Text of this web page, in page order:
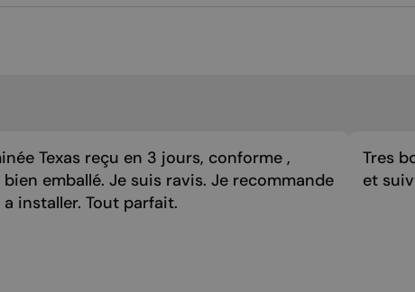
Texas reçu en 3 jours, conforme ,
emballé. Je suis ravis. Je recommande
a installer. Tout parfait.
Tres
et
SPANISH
SWEDISH